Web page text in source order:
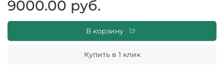
которая славится своими качественными цветами. Не
упустите возможность порадовать близкого человека
таким особенным подарком!
9000.00 руб.
В корзину
Купить в 1 клик